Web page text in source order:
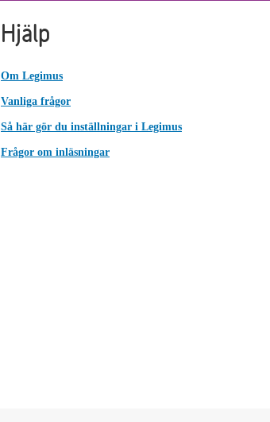
Hjälp
Om Legimus
Vanliga frågor
Så här gör du inställningar i Legimus
Frågor om inläsningar